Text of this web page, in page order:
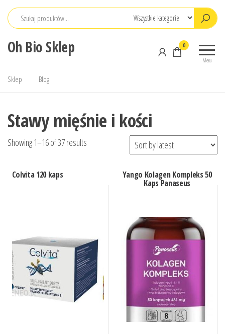
Przejdź
Oh Bio Sklep
Menu
0
Sklep Blog
Stawy mięśnie i kości
Showing 1–16 of 37 results
Colvita 120 kaps Yango Kolagen Kompleks 50
Kaps Panaseus